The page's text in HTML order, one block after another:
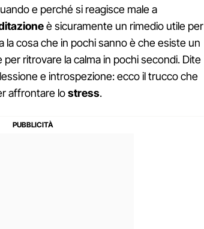
e perché si reagisce male a
è sicuramente un rimedio utile per
la cosa che in pochi sanno è che esiste un
ritrovare la calma in pochi secondi. Dite
e introspezione: ecco il trucco che
affrontare lostress.